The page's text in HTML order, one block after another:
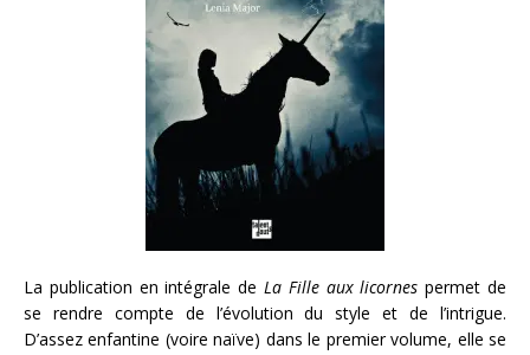
La publication en intégrale de La Fille aux licornes permet de
se rendre compte de l’évolution du style et de l’intrigue.
D’assez enfantine (voire naïve) dans le premier volume, elle se